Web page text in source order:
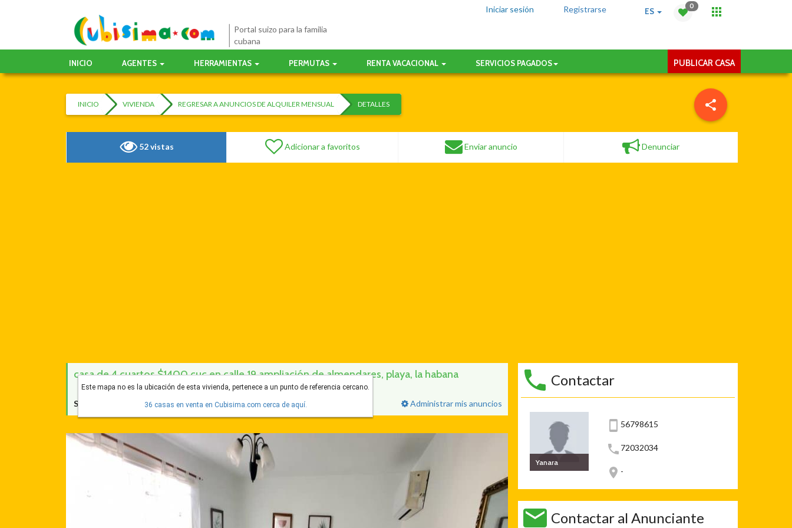
0
ES
Registrarse
Iniciar sesión
Portal suizo para la familia
cubana
INICIO AGENTES HERRAMIENTAS PERMUTAS RENTA VACACIONAL SERVICIOS PAGADOS PUBLICAR CASA
INICIO VIVIENDA REGRESAR A ANUNCIOS DE ALQUILER MENSUAL DETALLES
52 vistas Adicionar a favoritos Enviar anuncio Denunciar
casa de 4 cuartos $1400 cuc en calle 19 ampliación de almendares, playa, la habana
Score Cubísima: 6 de 10 Administrar mis anuncios
Este mapa no es la ubicación de esta vivienda, pertenece a un punto de referencia cercano.
36 casas en venta en Cubisima.com cerca de aquí.
Contactar
Yanara
56798615
72032034
-
Contactar al Anunciante